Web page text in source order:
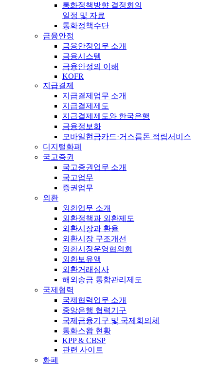
통화정책방향 결정회의
일정 및 자료
통화정책수단
금융안정
금융안정업무 소개
금융시스템
금융안정의 이해
KOFR
지급결제
지급결제업무 소개
지급결제제도
지급결제제도와 한국은행
금융정보화
모바일현금카드·거스름돈 적립서비스
디지털화폐
국고증권
국고증권업무 소개
국고업무
증권업무
외환
외환업무 소개
외환정책과 외환제도
외환시장과 환율
외환시장 구조개선
외환시장운영협의회
외환보유액
외환거래심사
해외송금 통합관리제도
국제협력
국제협력업무 소개
중앙은행 협력기구
국제금융기구 및 국제회의체
통화스왑 현황
KPP & CBSP
관련 사이트
화폐